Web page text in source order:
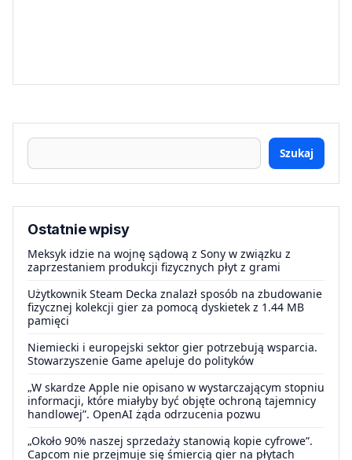
Szukaj
Ostatnie wpisy
Meksyk idzie na wojnę sądową z Sony w związku z
zaprzestaniem produkcji fizycznych płyt z grami
Użytkownik Steam Decka znalazł sposób na zbudowanie
fizycznej kolekcji gier za pomocą dyskietek z 1.44 MB
pamięci
Niemiecki i europejski sektor gier potrzebują wsparcia.
Stowarzyszenie Game apeluje do polityków
„W skardze Apple nie opisano w wystarczającym stopniu
informacji, które miałyby być objęte ochroną tajemnicy
handlowej”. OpenAI żąda odrzucenia pozwu
„Około 90% naszej sprzedaży stanowią kopie cyfrowe”.
Capcom nie przejmuje się śmiercią gier na płytach